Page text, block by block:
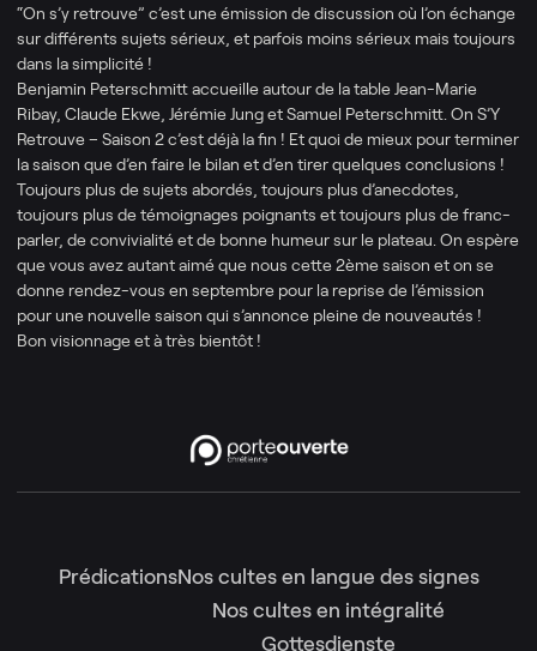
“On s’y retrouve” c’est une émission de discussion où l’on échange
sur différents sujets sérieux, et parfois moins sérieux mais toujours
dans la simplicité !
Benjamin Peterschmitt accueille autour de la table Jean-Marie
Ribay, Claude Ekwe, Jérémie Jung et Samuel Peterschmitt. On S’Y
Retrouve – Saison 2 c’est déjà la fin ! Et quoi de mieux pour terminer
la saison que d’en faire le bilan et d’en tirer quelques conclusions !
Toujours plus de sujets abordés, toujours plus d’anecdotes,
toujours plus de témoignages poignants et toujours plus de franc-
parler, de convivialité et de bonne humeur sur le plateau. On espère
que vous avez autant aimé que nous cette 2ème saison et on se
donne rendez-vous en septembre pour la reprise de l’émission
pour une nouvelle saison qui s’annonce pleine de nouveautés !
Bon visionnage et à très bientôt !
PrédicationsNos cultes en langue des signes
Nos cultes en intégralité
Gottesdienste